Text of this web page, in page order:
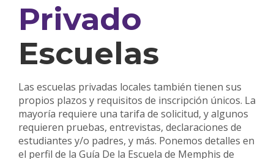
Privado
Escuelas
Las escuelas privadas locales también tienen sus
propios plazos y requisitos de inscripción únicos. La
mayoría requiere una tarifa de solicitud, y algunos
requieren pruebas, entrevistas, declaraciones de
estudiantes y/o padres, y más. Ponemos detalles en
el perfil de la Guía De la Escuela de Memphis de